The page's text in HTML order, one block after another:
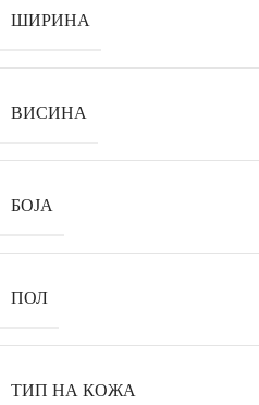
ШИРИНА
ВИСИНА
БОЈА
ПОЛ
ТИП НА КОЖА